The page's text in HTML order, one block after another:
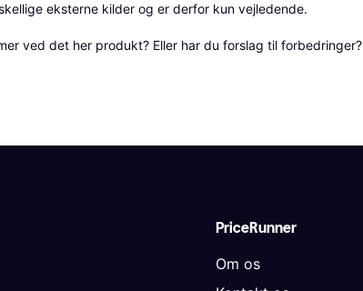
eksterne kilder og er derfor kun vejledende.
ved det her produkt? Eller har du forslag til forbedringer?
PriceRunner
Om os